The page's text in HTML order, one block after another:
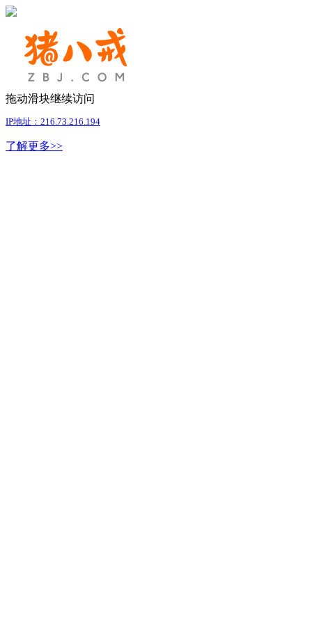
拖动滑块继续访问
IP地址：216.73.216.194
了解更多>>